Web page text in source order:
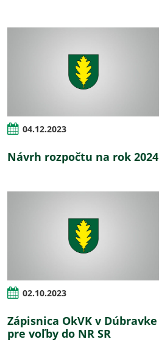
04.12.2023
Návrh rozpočtu na rok 2024
02.10.2023
Zápisnica OkVK v Dúbravke
pre voľby do NR SR